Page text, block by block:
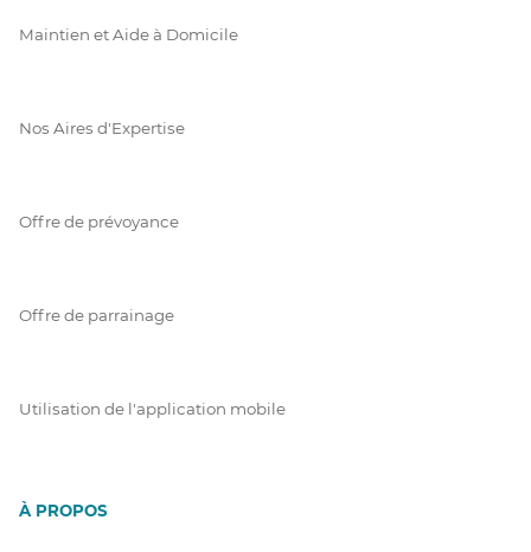
Maintien et Aide à Domicile
Nos Aires d'Expertise
Offre de prévoyance
Offre de parrainage
Utilisation de l'application mobile
À PROPOS